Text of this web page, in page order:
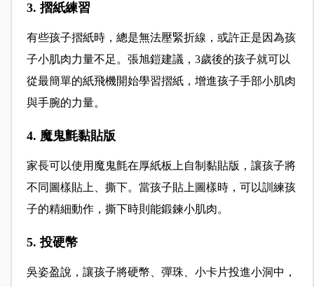
3. 摺紙練習
有些孩子摺紙時，總是無法壓緊折線，或許正是因為孩
子小肌肉力量不足。張旭鎧建議，3歲後的孩子就可以
從最簡單的紙飛機開始學習摺紙，增進孩子手部小肌肉
與手腕的力量。
4. 魔鬼氈黏貼版
家長可以使用魔鬼氈在厚紙板上自制黏貼版，讓孩子將
不同圖樣貼上、撕下。當孩子貼上圖樣時，可以訓練孩
子的精細動作，撕下時則能鍛鍊小肌肉。
5. 投硬幣
吳姿盈說，讓孩子將硬幣、彈珠、小卡片投進小洞中，